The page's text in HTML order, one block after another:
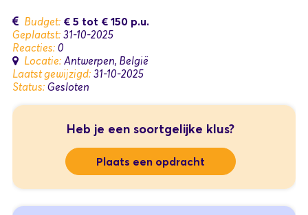
Budget: € 5 tot € 150 p.u.
Geplaatst: 31-10-2025
Reacties: 0
Locatie: Antwerpen, België
Laatst gewijzigd: 31-10-2025
Status: Gesloten
Heb je een soortgelijke klus?
Plaats een opdracht